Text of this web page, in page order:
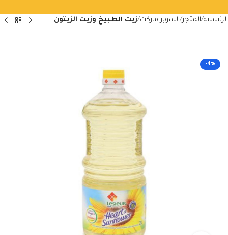
الرئيسية المتجر السوبر ماركت زيت الطبيخ وزيت الزيتون
-4%